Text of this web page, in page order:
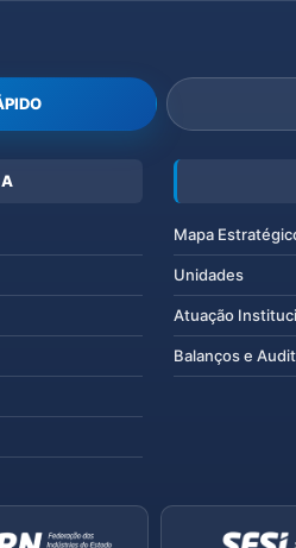
Mapa
Unidades
Atuação
Balanços e